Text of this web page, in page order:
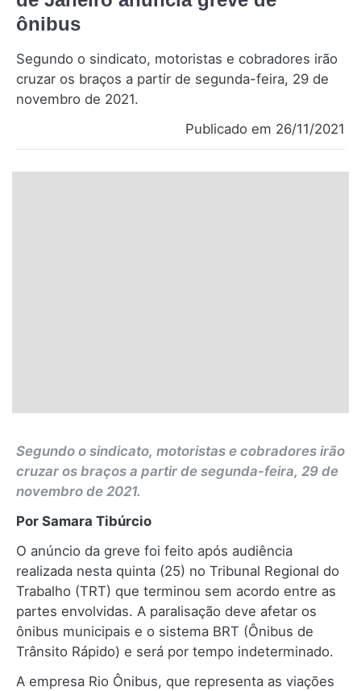
Santa Catarina
Rio Grande do Sul
Centro-Oeste
ônibus
Segundo o sindicato, motoristas e cobradores irão
cruzar os braços a partir de segunda-feira, 29 de
novembro de 2021.
Publicado em 26/11/2021
Segundo o sindicato, motoristas e cobradores irão
cruzar os braços a partir de segunda-feira, 29 de
novembro de 2021.
Por Samara Tibúrcio
O anúncio da greve foi feito após audiência
realizada nesta quinta (25) no Tribunal Regional do
Trabalho (TRT) que terminou sem acordo entre as
partes envolvidas. A paralisação deve afetar os
ônibus municipais e o sistema BRT (Ônibus de
Trânsito Rápido) e será por tempo indeterminado.
A empresa Rio Ônibus, que representa as viações